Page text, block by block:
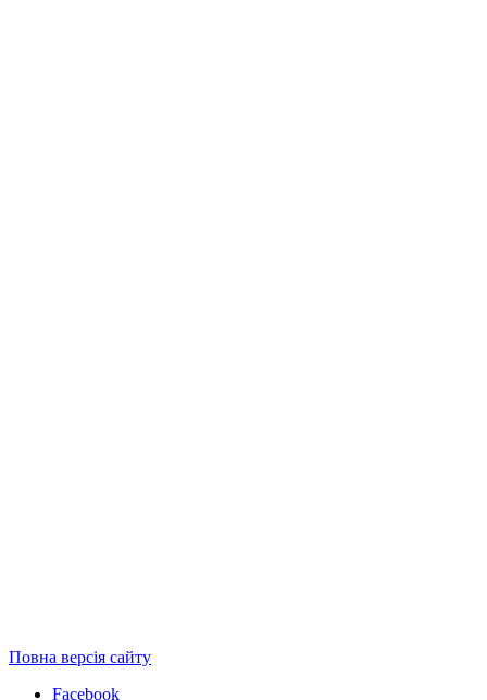
Повна версія сайту
Facebook